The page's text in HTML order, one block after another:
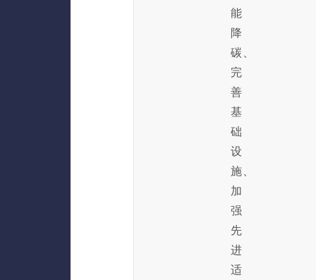
能
降
碳、
完
善
基
础
设
施、
加
强
先
进
适